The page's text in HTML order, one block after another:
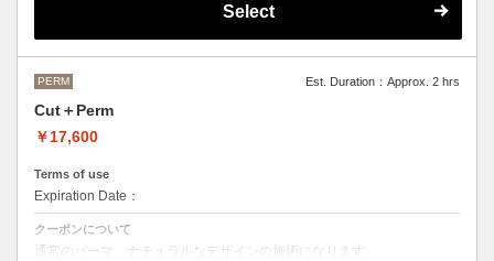
などをご希望の方は、最終受付時間が変わるため別途メニューがござい
ますのでそちらの選択をお願いしております。
せ。
M ¥＋1100 L¥＋1650 LL¥＋2200
Select
PERM Est. Duration：Approx. 2 hrs
Cut＋Perm
￥17,600
Terms of use
Expiration Date：
クーポンについて
通常のパーマ、ナチュラルなデザインの施術になります。